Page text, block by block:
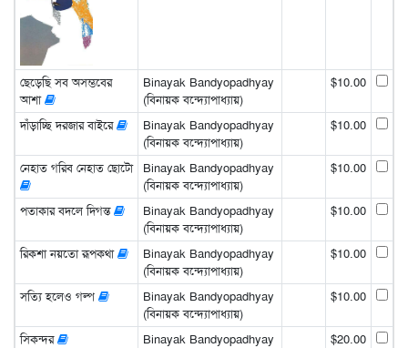
ছেড়েছি সব অসম্ভবের
আশা
Binayak Bandyopadhyay
(বিনায়ক বন্দ্যোপাধ্যায়)
$10.00
দাঁড়াচ্ছি দরজার বাইরে
Binayak Bandyopadhyay
(বিনায়ক বন্দ্যোপাধ্যায়)
$10.00
নেহাত গরিব নেহাত ছোটো
Binayak Bandyopadhyay
(বিনায়ক বন্দ্যোপাধ্যায়)
$10.00
পতাকার বদলে দিগন্ত
Binayak Bandyopadhyay
(বিনায়ক বন্দ্যোপাধ্যায়)
$10.00
রিকশা নয়তো রূপকথা
Binayak Bandyopadhyay
(বিনায়ক বন্দ্যোপাধ্যায়)
$10.00
সত্যি হলেও গল্প
Binayak Bandyopadhyay
(বিনায়ক বন্দ্যোপাধ্যায়)
$10.00
সিকন্দর
Binayak Bandyopadhyay
$20.00